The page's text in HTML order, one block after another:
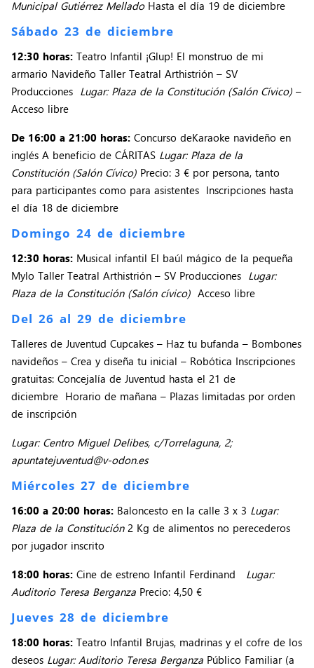
Municipal Gutiérrez Mellado Hasta el día 19 de diciembre
Sábado 23 de diciembre
12:30 horas: Teatro Infantil ¡Glup! El monstruo de mi
armario Navideño Taller Teatral Arthistrión – SV
Producciones Lugar: Plaza de la Constitución (Salón Cívico) –
Acceso libre
De 16:00 a 21:00 horas: Concurso deKaraoke navideño en
inglés A beneficio de CÁRITAS Lugar: Plaza de la
Constitución (Salón Cívico) Precio: 3 € por persona, tanto
para participantes como para asistentes Inscripciones hasta
el día 18 de diciembre
Domingo 24 de diciembre
12:30 horas: Musical infantil El baúl mágico de la pequeña
Mylo Taller Teatral Arthistrión – SV Producciones Lugar:
Plaza de la Constitución (Salón cívico) Acceso libre
Del 26 al 29 de diciembre
Talleres de Juventud Cupcakes – Haz tu bufanda – Bombones
navideños – Crea y diseña tu inicial – Robótica Inscripciones
gratuitas: Concejalía de Juventud hasta el 21 de
diciembre Horario de mañana – Plazas limitadas por orden
de inscripción
Lugar: Centro Miguel Delibes, c/Torrelaguna, 2;
apuntatejuventud@v-odon.es
Miércoles 27 de diciembre
16:00 a 20:00 horas: Baloncesto en la calle 3 x 3 Lugar:
Plaza de la Constitución 2 Kg de alimentos no perecederos
por jugador inscrito
18:00 horas: Cine de estreno Infantil Ferdinand Lugar:
Auditorio Teresa Berganza Precio: 4,50 €
Jueves 28 de diciembre
18:00 horas: Teatro Infantil Brujas, madrinas y el cofre de los
deseos Lugar: Auditorio Teresa Berganza Público Familiar (a